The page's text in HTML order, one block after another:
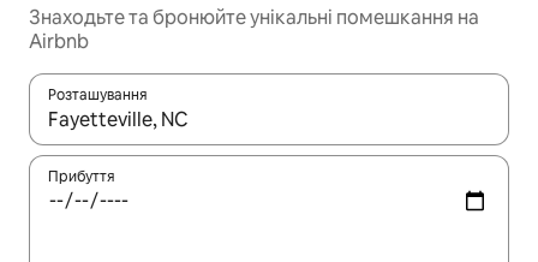
Знаходьте та бронюйте унікальні помешкання на
Airbnb
Розташування
Отримавши результати пошуку, використовуйте для
Прибуття